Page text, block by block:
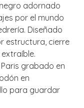
adornado
por el mundo
Diseñado
estructura, cierre
grabado en
en
para guardar